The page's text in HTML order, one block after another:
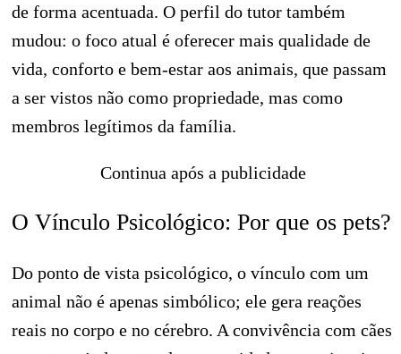
de forma acentuada. O perfil do tutor também
mudou: o foco atual é oferecer mais qualidade de
vida, conforto e bem-estar aos animais, que passam
a ser vistos não como propriedade, mas como
membros legítimos da família.
Continua após a publicidade
O Vínculo Psicológico: Por que os pets?
Do ponto de vista psicológico, o vínculo com um
animal não é apenas simbólico; ele gera reações
reais no corpo e no cérebro. A convivência com cães